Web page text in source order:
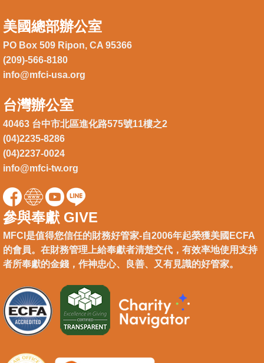
美國總部辦公室
PO Box 509 Ripon, CA 95366
(209)-566-8180
info@mfci-usa.org
台灣辦公室
40463 台中市北區進化路575號11樓之2
(04)2235-8286
(04)2237-0024
info@mfci-tw.org
參與奉獻 GIVE
MFCI是值得您信任的財務好管家-自2006年起榮獲美國ECFA
的會員。在財務管理上給奉獻者清楚交代，有效率地使用支持
者所奉獻的金錢，作神忠心、良善、又有見識的好管家。